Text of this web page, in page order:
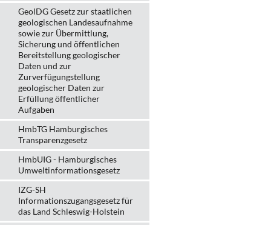
GeolDG Gesetz zur staatlichen
geologischen Landesaufnahme
sowie zur Übermittlung,
Sicherung und öffentlichen
Bereitstellung geologischer
Daten und zur
Zurverfügungstellung
geologischer Daten zur
Erfüllung öffentlicher
Aufgaben
HmbTG Hamburgisches
Transparenzgesetz
HmbUIG - Hamburgisches
Umweltinformationsgesetz
IZG-SH
Informationszugangsgesetz für
das Land Schleswig-Holstein